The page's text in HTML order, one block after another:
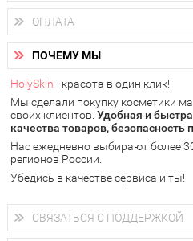
Доставка осуществляетсяпо
Вы можете выбрать доставку
получить заказ в пунктах выдачи
самовывоза.
В 20 городах России доставка
следующий день.
у Вас всегда есть
доставку от HolySkin.
подробнее об условиях
ОПЛАТА
Вы можете оплатить свой заказ
наличными деньгами (
через интернет-банк (Альфа-
электронными способами.
ПОЧЕМУ МЫ
HolySkin - красота в один клик!
Мы сделали покупку косметики
своих клиентов. Удобная и
качества товаров, безопасность
Нас ежедневно выбирают более
регионов России.
Убедись в качестве сервиса и ты!
СВЯЗАТЬСЯ С ПОДДЕРЖКОЙ
+7 (800) 707-24-55